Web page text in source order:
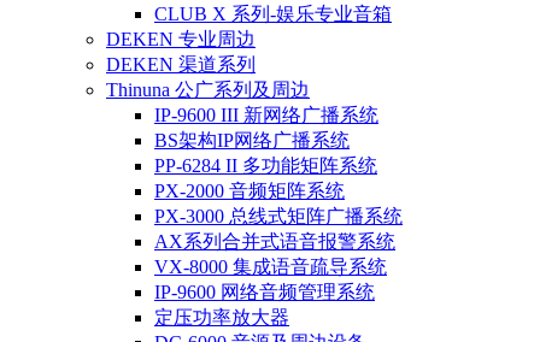
CLUB X 系列-娱乐专业音箱
DEKEN 专业周边
DEKEN 渠道系列
Thinuna 公广系列及周边
IP-9600 III 新网络广播系统
BS架构IP网络广播系统
PP-6284 II 多功能矩阵系统
PX-2000 音频矩阵系统
PX-3000 总线式矩阵广播系统
AX系列合并式语音报警系统
VX-8000 集成语音疏导系统
IP-9600 网络音频管理系统
定压功率放大器